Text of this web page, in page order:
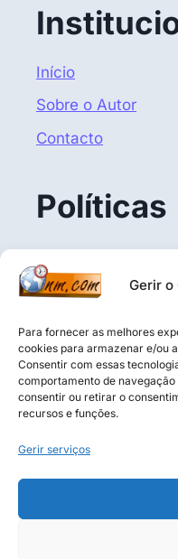
Gerir o
Para fornecer as melhores
cookies para armazenar e/ou
Consentir com essas
comportamento de
consentir ou retirar o
recursos e funções.
Gerir serviços
Início
Sobre o Autor
Contacto
Políticas
Politica de
Termos e
Aviso Legal: O
Não constitui
mobiliários nos
inteiramente
Negócios Mundiais